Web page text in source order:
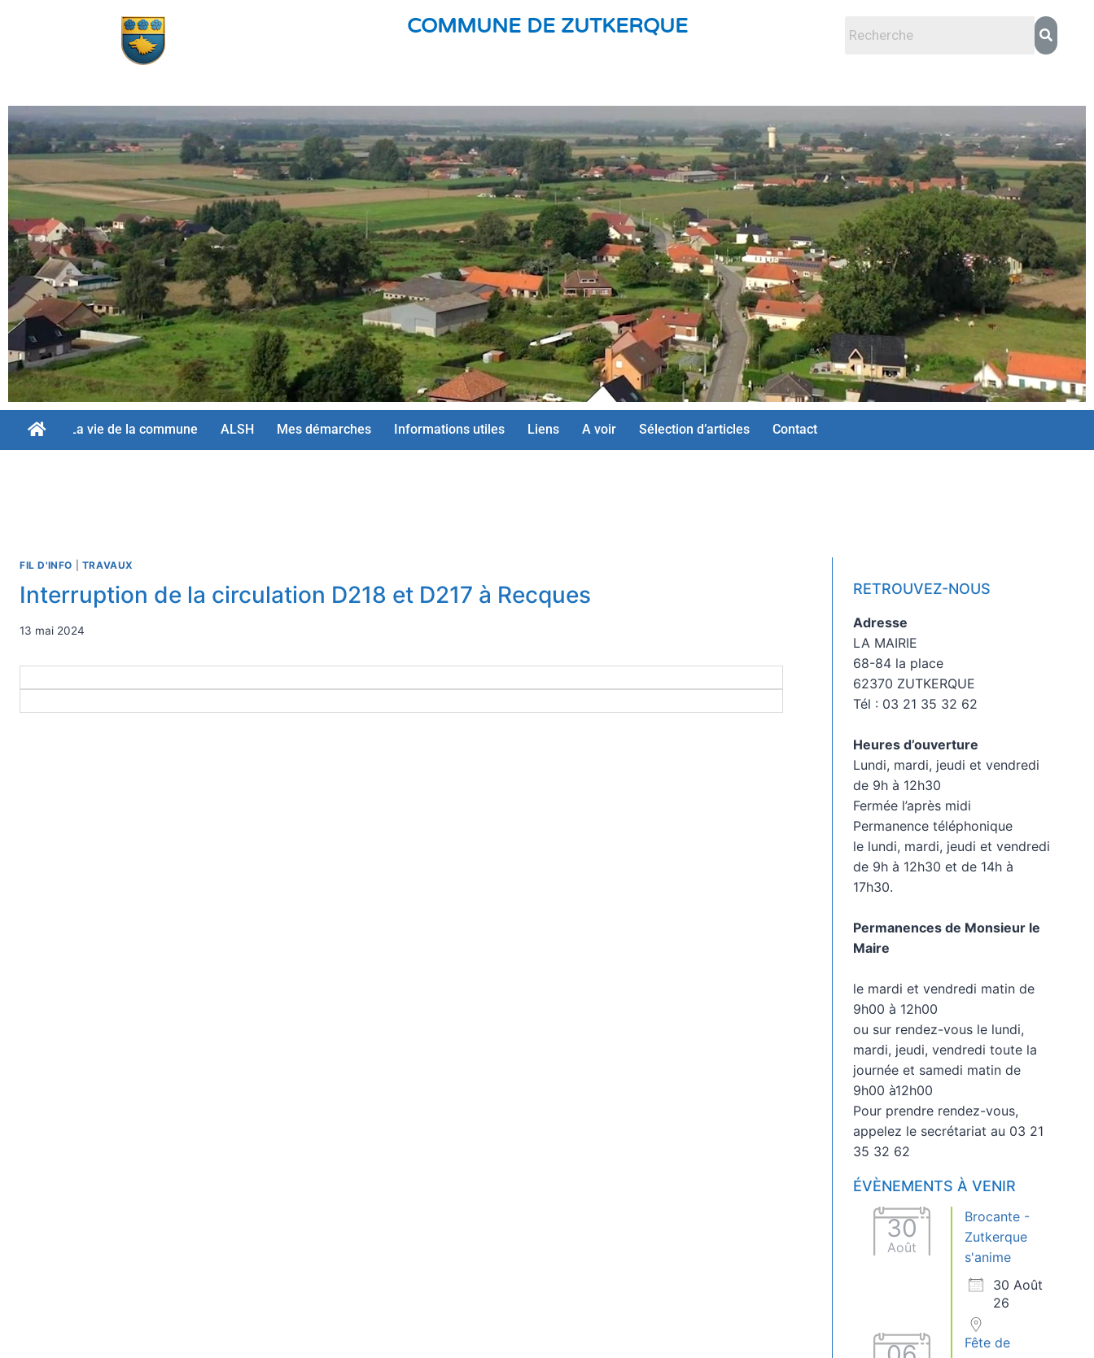
COMMUNE DE ZUTKERQUE
La vie de la commune ALSH Mes démarches Informations utiles Liens A voir Sélection d’articles Contact
FIL D'INFO TRAVAUX
Interruption de la circulation D218 et D217 à Recques
13 mai 2024
RETROUVEZ-NOUS
Adresse
LA MAIRIE
68-84 la place
62370 ZUTKERQUE
Tél : 03 21 35 32 62
Heures d’ouverture
Lundi, mardi, jeudi et vendredi
de 9h à 12h30
Fermée l’après midi
Permanence téléphonique
le lundi, mardi, jeudi et vendredi
de 9h à 12h30 et de 14h à
17h30.
Permanences de Monsieur le
Maire
le mardi et vendredi matin de
9h00 à 12h00
ou sur rendez-vous le lundi,
mardi, jeudi, vendredi toute la
journée et samedi matin de
9h00 à12h00
Pour prendre rendez-vous,
appelez le secrétariat au 03 21
35 32 62
ÉVÈNEMENTS À VENIR
30
Août
Brocante -
Zutkerque
s'anime
30 Août
26
Fête de